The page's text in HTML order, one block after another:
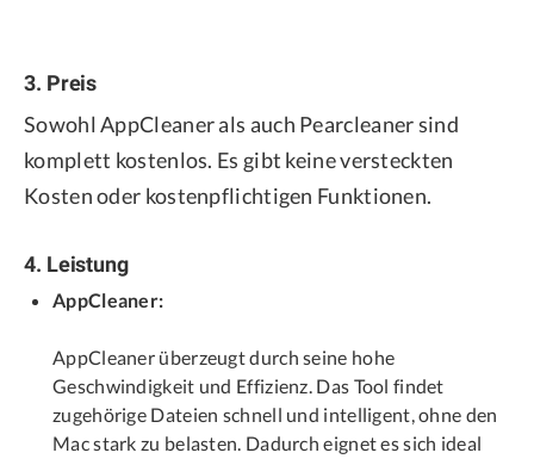
3. Preis
Sowohl AppCleaner als auch Pearcleaner sind
komplett kostenlos. Es gibt keine versteckten
Kosten oder kostenpflichtigen Funktionen.
4. Leistung
AppCleaner:
AppCleaner überzeugt durch seine hohe
Geschwindigkeit und Effizienz. Das Tool findet
zugehörige Dateien schnell und intelligent, ohne den
Mac stark zu belasten. Dadurch eignet es sich ideal